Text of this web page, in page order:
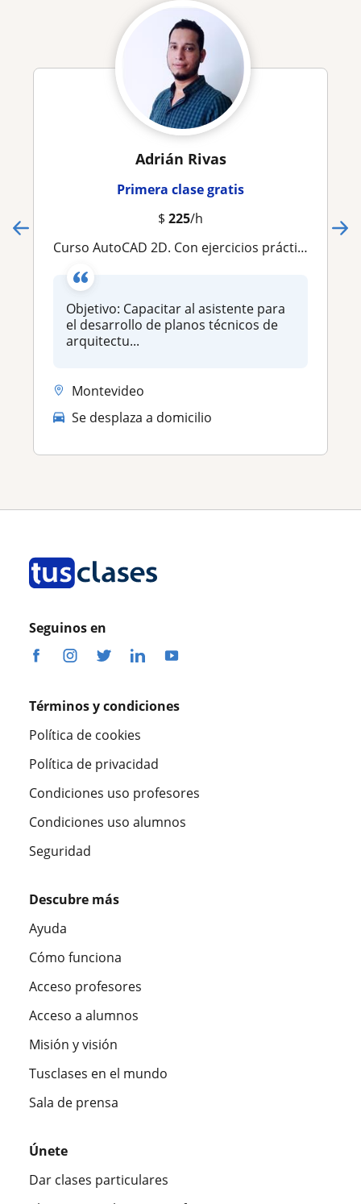
Adrián Rivas
Primera clase gratis
$ 225/h
Curso AutoCAD 2D. Con ejercicios prácticos
Objetivo: Capacitar al asistente para
el desarrollo de planos técnicos de
arquitectu...
Montevideo
Se desplaza a domicilio
Seguinos en
Términos y condiciones
Política de cookies
Política de privacidad
Condiciones uso profesores
Condiciones uso alumnos
Seguridad
Descubre más
Ayuda
Cómo funciona
Acceso profesores
Acceso a alumnos
Misión y visión
Tusclases en el mundo
Sala de prensa
Únete
Dar clases particulares